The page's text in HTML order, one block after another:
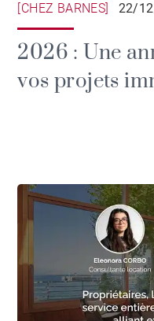
[CHEZ BARNES] 22/
2026 : Une
vos projets